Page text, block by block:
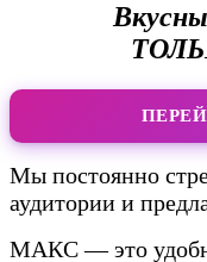
Мы постоянно
аудитории и
МАКС — это